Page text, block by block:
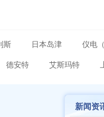
斯 日本岛津 仪电
德安特 艾斯玛特
新闻资